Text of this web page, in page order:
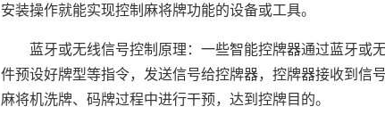
安装操作就能实现控制麻将牌功能的设备或工具。
蓝牙或无线信号控制原理：一些智能控牌器通过蓝牙或
件预设好牌型等指令，发送信号给控牌器，控牌器接收到信
麻将机洗牌、码牌过程中进行干预，达到控牌目的。